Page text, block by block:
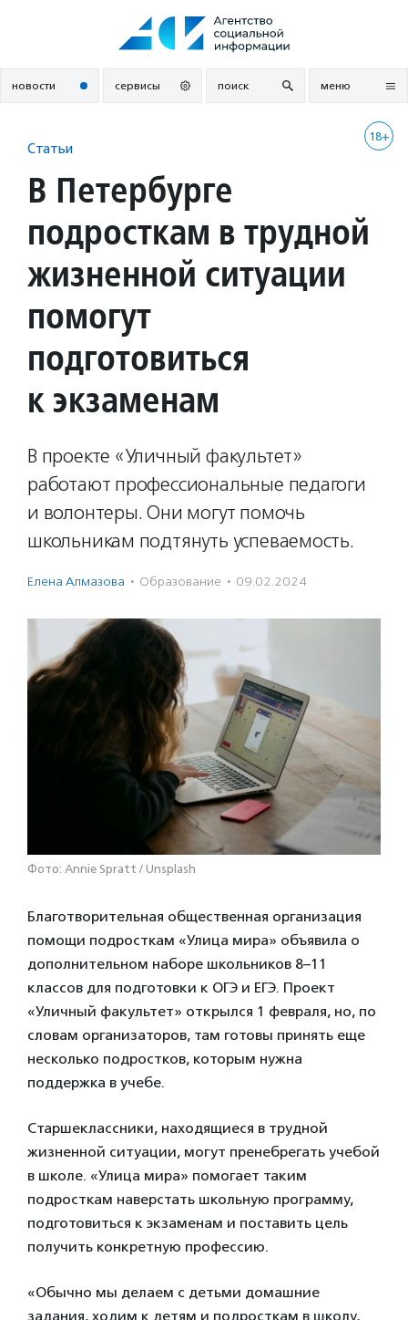
новости сервисы поиск меню
18+
Статьи
В Петербурге
подросткам в трудной
жизненной ситуации
помогут
подготовиться
к экзаменам
В проекте «Уличный факультет»
работают профессиональные педагоги
и волонтеры. Они могут помочь
школьникам подтянуть успеваемость.
Елена Алмазова · Образование · 09.02.2024
Фото: Annie Spratt / Unsplash
Благотворительная общественная организация
помощи подросткам «Улица мира» объявила о
дополнительном наборе школьников 8–11
классов для подготовки к ОГЭ и ЕГЭ. Проект
«Уличный факультет» открылся 1 февраля, но, по
словам организаторов, там готовы принять еще
несколько подростков, которым нужна
поддержка в учебе.
Старшеклассники, находящиеся в трудной
жизненной ситуации, могут пренебрегать учебой
в школе. «Улица мира» помогает таким
подросткам наверстать школьную программу,
подготовиться к экзаменам и поставить цель
получить конкретную профессию.
«Обычно мы делаем с детьми домашние
задания, ходим к детям и подросткам в школу,